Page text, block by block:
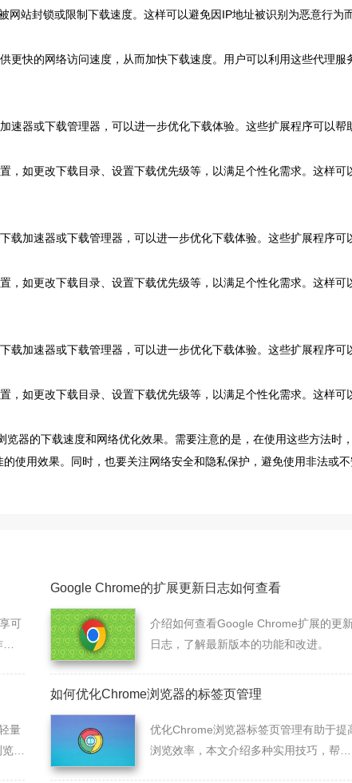
网站封锁或限制下载速度。这样可以避免因IP地址被识别为恶意行为
更快的网络访问速度，从而加快下载速度。用户可以利用这些代理服
速器或下载管理器，可以进一步优化下载体验。这些扩展程序可以帮
，如更改下载目录、设置下载优先级等，以满足个性化需求。这样可
载加速器或下载管理器，可以进一步优化下载体验。这些扩展程序可
，如更改下载目录、设置下载优先级等，以满足个性化需求。这样可
载加速器或下载管理器，可以进一步优化下载体验。这些扩展程序可
，如更改下载目录、设置下载优先级等，以满足个性化需求。这样可
器的下载速度和网络优化效果。需要注意的是，在使用这些方法时，
使用效果。同时，也要关注网络安全和隐私保护，避免使用非法或
可
Google Chrome的扩展更新日志如何查看
介绍如何查看Google Chrome扩展的更
日志，了解最新版本的功能和改进。
量
器
如何优化Chrome浏览器的标签页管理
优化Chrome浏览器标签页管理有助于提
浏览效率，本文介绍多种实用技巧，帮助